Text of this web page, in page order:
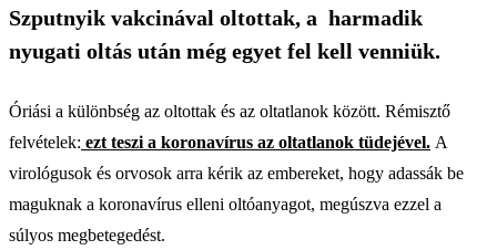
Szputnyik vakcinával oltottak, a harmadik
nyugati oltás után még egyet fel kell venniük.
Óriási a különbség az oltottak és az oltatlanok között. Rémisztő
felvételek: ezt teszi a koronavírus az oltatlanok tüdejével. A
virológusok és orvosok arra kérik az embereket, hogy adassák be
maguknak a koronavírus elleni oltóanyagot, megúszva ezzel a
súlyos megbetegedést.